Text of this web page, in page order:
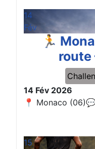
14
Fév
🏃
route
14 Fév 2026
📍 Monaco
15